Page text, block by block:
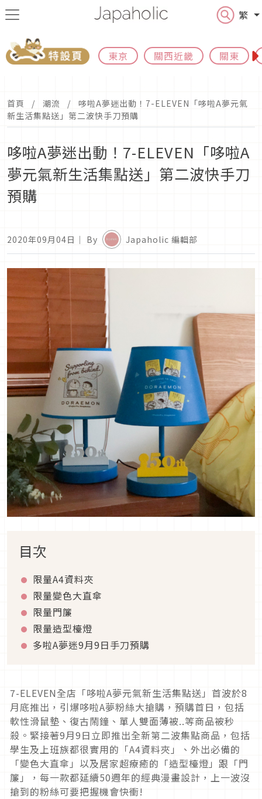
繁
東京 關西近畿 關東
首頁 潮流
哆啦A夢迷出動！7-ELEVEN「哆啦A夢元氣
新生活集點送」第二波快手刀預購
哆啦A夢迷出動！7-ELEVEN「哆啦A
夢元氣新生活集點送」第二波快手刀
預購
2020年09月04日 ｜ By Japaholic 編輯部
目次
限量A4資料夾
限量變色大直傘
限量門簾
限量造型檯燈
多啦A夢迷9月9日手刀預購
7-ELEVEN全店「哆啦A夢元氣新生活集點送」首波於8
月底推出，引爆哆啦A夢粉絲大搶購，預購首日，包括
軟性滑鼠墊、復古鬧鐘、單人雙面薄被..等商品被秒
殺。緊接著9月9日立即推出全新第二波集點商品，包括
學生及上班族都很實用的「A4資料夾」、外出必備的
「變色大直傘」以及居家超療癒的「造型檯燈」跟「門
簾」，每一款都延續50週年的經典漫畫設計，上一波沒
搶到的粉絲可要把握機會快衝!